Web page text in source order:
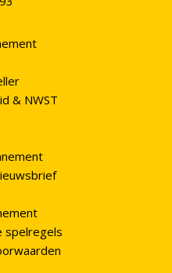
& NWST
spelregels